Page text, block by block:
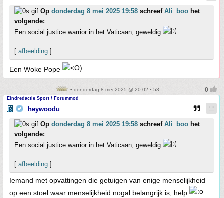
Op donderdag 8 mei 2025 19:58 schreef Ali_boo het
volgende:
Een social justice warrior in het Vaticaan, geweldig
[ afbeelding ]
Een Woke Pope
• donderdag 8 mei 2025 @ 20:02 • 53
Eindredactie Sport / Forummod
heywoodu
Op donderdag 8 mei 2025 19:58 schreef Ali_boo het
volgende:
Een social justice warrior in het Vaticaan, geweldig
[ afbeelding ]
Iemand met opvattingen die getuigen van enige menselijkheid
op een stoel waar menselijkheid nogal belangrijk is, help